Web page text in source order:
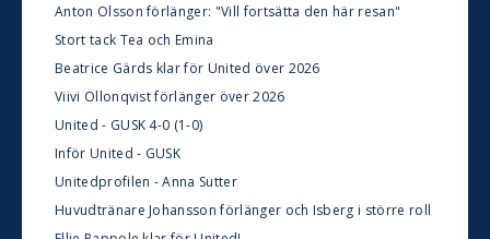
Anton Olsson förlänger: "Vill fortsätta den här resan"
Stort tack Tea och Emina
Beatrice Gärds klar för United över 2026
Viivi Ollonqvist förlänger över 2026
United - GUSK 4-0 (1-0)
Inför United - GUSK
Unitedprofilen - Anna Sutter
Huvudtränare Johansson förlänger och Isberg i större roll